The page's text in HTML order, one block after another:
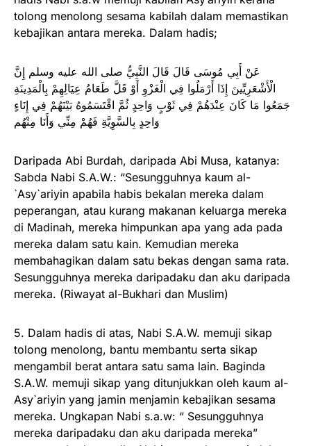
tolong menolong sesama kabilah dalam memastikan
kebajikan antara mereka. Dalam hadis;
عَنْ أَبِي مُوسَى قَالَ قَالَ النَّبِيُّ صلى الله عليه وسلم إِنَّ
الْأَشْعَرِيِّينَ إِذَا أَرْمَلُوا فِي الْغَزْوِ أَوْ قَلَّ طَعَامُ عِيَالِهِمْ بِالْمَدِينَةِ
جَمَعُوا مَا كَانَ عِنْدَهُمْ فِي ثَوْبٍ وَاحِدٍ ثُمَّ اقْتَسَمُوهُ بَيْنَهُمْ فِي إِنَاءٍ
وَاحِدٍ بِالسَّوِيَّةِ فَهُمْ مِنِّي وَأَنَا مِنْهُم
Daripada Abi Burdah, daripada Abi Musa, katanya:
Sabda Nabi S.A.W.: “Sesungguhnya kaum al-
`Asy`ariyin apabila habis bekalan mereka dalam
peperangan, atau kurang makanan keluarga mereka
di Madinah, mereka himpunkan apa yang ada pada
mereka dalam satu kain. Kemudian mereka
membahagikan dalam satu bekas dengan sama rata.
Sesungguhnya mereka daripadaku dan aku daripada
mereka. (Riwayat al-Bukhari dan Muslim)
5. Dalam hadis di atas, Nabi S.A.W. memuji sikap
tolong menolong, bantu membantu serta sikap
mengambil berat antara satu sama lain. Baginda
S.A.W. memuji sikap yang ditunjukkan oleh kaum al-
Asy`ariyin yang jamin menjamin kebajikan sesama
mereka. Ungkapan Nabi s.a.w: “ Sesungguhnya
mereka daripadaku dan aku daripada mereka”